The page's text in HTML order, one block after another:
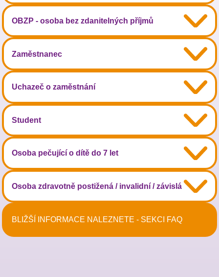
OBZP - osoba bez zdanitelných příjmů
Zaměstnanec
Uchazeč o zaměstnání
Student
Osoba pečující o dítě do 7 let
Osoba zdravotně postižená / invalidní / závislá
BLIŽŠÍ INFORMACE NALEZNETE - SEKCI FAQ